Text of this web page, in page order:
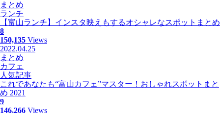
まとめ
ランチ
【富山ランチ】インスタ映えもするオシャレなスポットまとめ
8
150,135 Views
2022.04.25
まとめ
カフェ
人気記事
これであなたも“富山カフェ”マスター！おしゃれスポットまと
め 2021
9
146,266 Views